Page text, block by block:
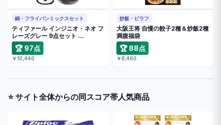
鍋・フライパンミックスセット
ティファール インジニオ・ネオ フ
レーズグレー 9点セット …
🏆 97点
￥10,440
炒飯・ピラフ
大阪王将 自慢の餃子2種＆炒飯2種
満腹福袋
🏆 88点
￥8,460
⭐ サイト全体からの同スコア帯人気商品